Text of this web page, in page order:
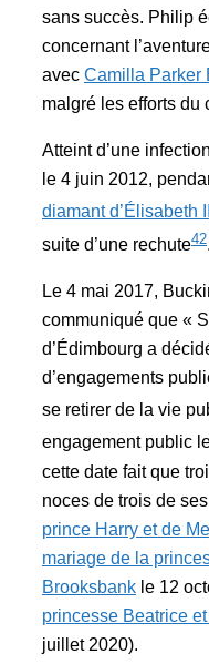
sans succès. Philip
concernant
avec Camilla Parker
malgré les efforts du
Atteint d’une
le 4 juin 2012,
diamant d’Élisabeth II
suite d’une rechute42.
Le 4 mai 2017,
communiqué que «
d’Édimbourg a
d’engagements
se retirer de la vie
engagement public
cette date fait que
noces de trois de
prince Harry et de
mariage de la
Brooksbank le 12
princesse Beatrice
juillet 2020).